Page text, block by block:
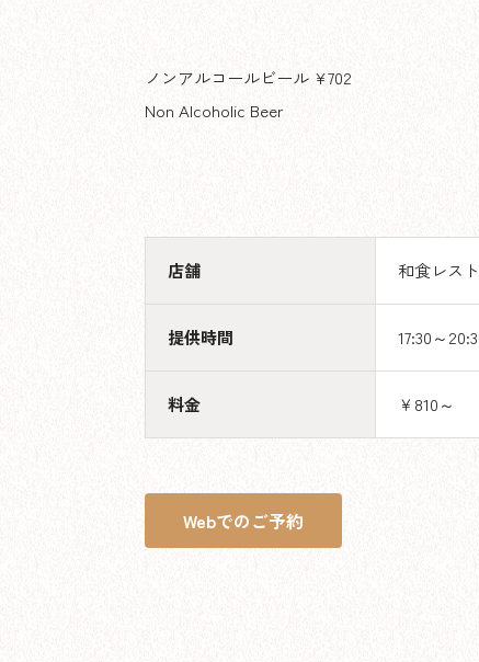
ノンアルコールビール ¥702
Non Alcoholic Beer
店舗 和食レス
提供時間 17:30～
料金 ￥810～
Webでのご予約